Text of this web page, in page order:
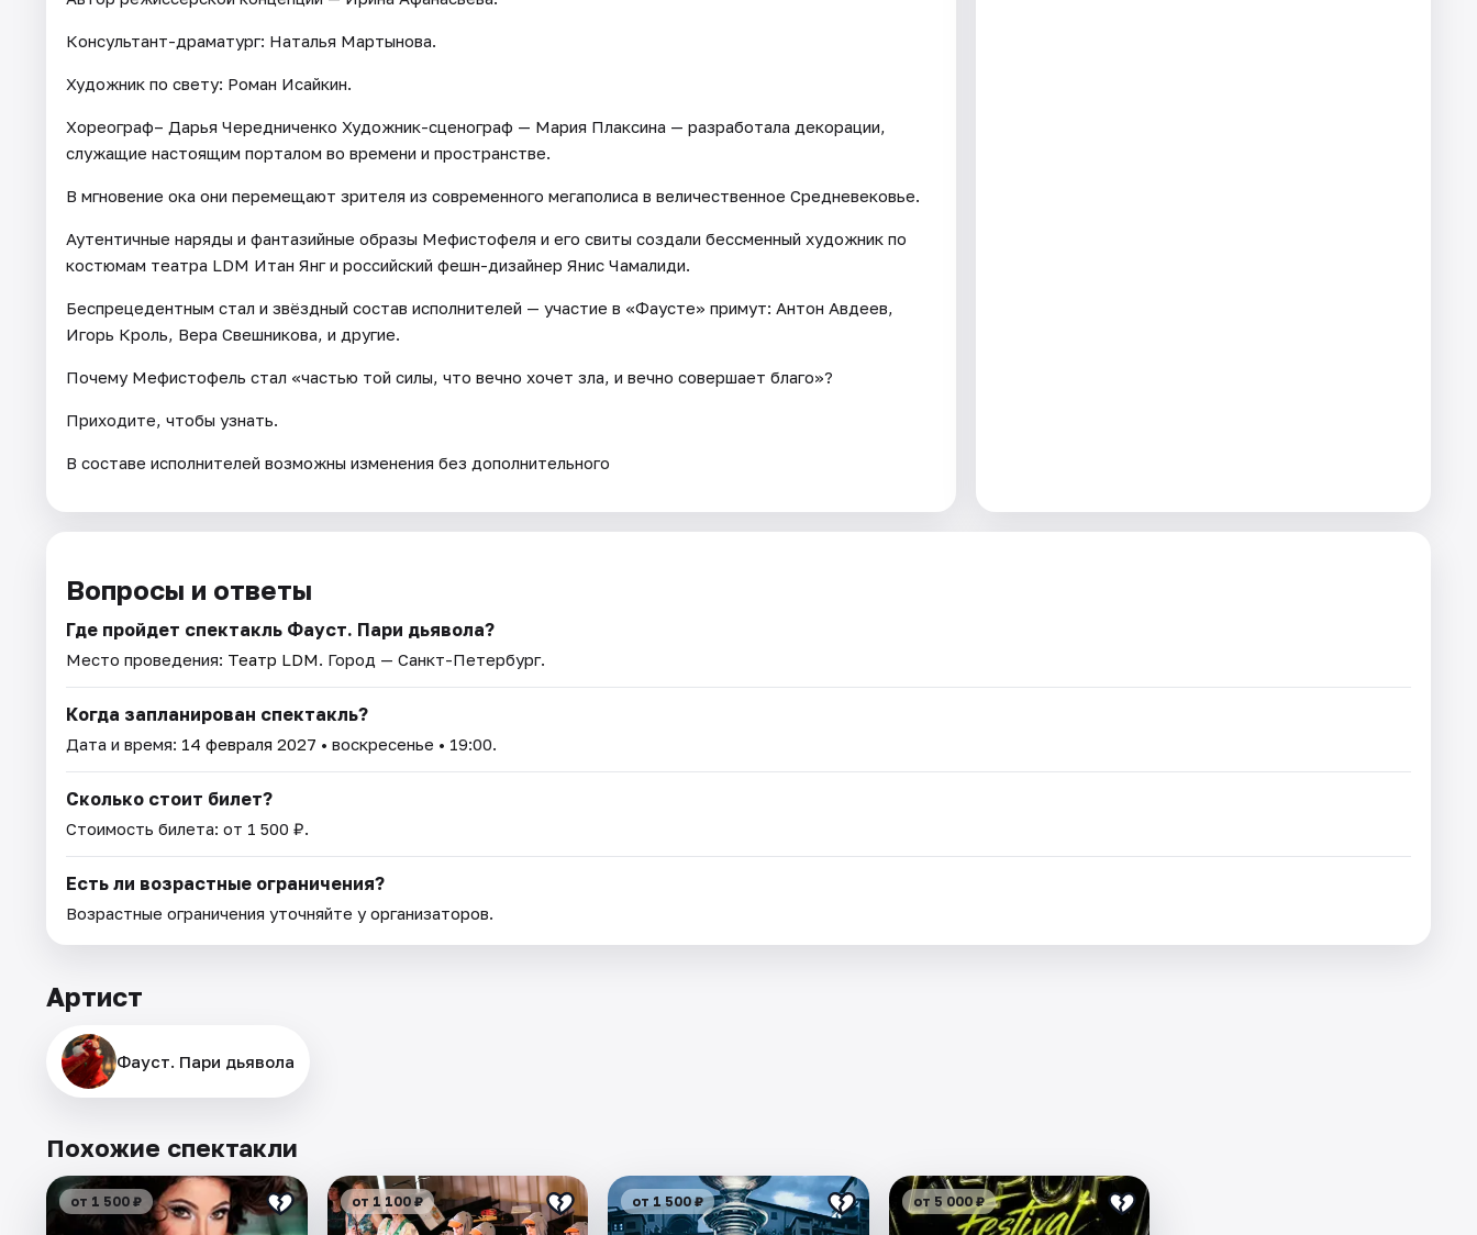
Консультант-драматург: Наталья Мартынова.
Художник по свету: Роман Исайкин.
Хореограф– Дарья Чередниченко Художник-сценограф — Мария Плаксина — разработала декорации,
служащие настоящим порталом во времени и пространстве.
В мгновение ока они перемещают зрителя из современного мегаполиса в величественное Средневековье.
Аутентичные наряды и фантазийные образы Мефистофеля и его свиты создали бессменный художник по
костюмам театра LDM Итан Янг и российский фешн-дизайнер Янис Чамалиди.
Беспрецедентным стал и звёздный состав исполнителей — участие в «Фаусте» примут: Антон Авдеев,
Игорь Кроль, Вера Свешникова, и другие.
Почему Мефистофель стал «частью той силы, что вечно хочет зла, и вечно совершает благо»?
Приходите, чтобы узнать.
В составе исполнителей возможны изменения без дополнительного
Вопросы и ответы
Где пройдет спектакль Фауст. Пари дьявола?
Место проведения: Театр LDM. Город — Санкт-Петербург.
Когда запланирован спектакль?
Дата и время: 14 февраля 2027 • воскресенье • 19:00.
Сколько стоит билет?
Стоимость билета: от 1 500 ₽.
Есть ли возрастные ограничения?
Возрастные ограничения уточняйте у организаторов.
Артист
Фауст. Пари дьявола
Похожие спектакли
от 1 500 ₽ от 1 100 ₽ от 1 500 ₽ от 5 000 ₽